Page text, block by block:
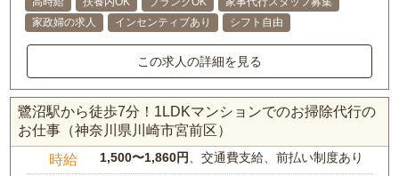
家政婦の求人
インセンティブあり シフト自由
この求人の詳細を見る
鷺沼駅から徒歩7分！1LDKマンションでのお掃除代行の
お仕事（神奈川県川崎市宮前区）
時給 1,500〜1,860円 、交通費支給、前払い制度あり